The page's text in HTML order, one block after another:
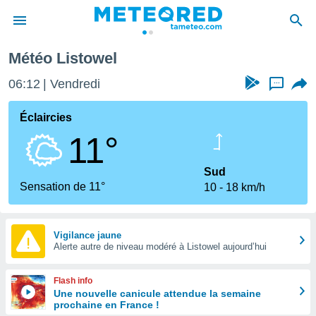
de
Météo Listowel
06:12 Vendredi ...
Éclaircies
11°
Sensation de 11°
Sud
10
18 km/h
Vigilance jaune
Alerte autre de niveau modéré à Listowel aujourd’hui
Flash info
Une nouvelle canicule attendue la semaine
prochaine en France !